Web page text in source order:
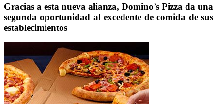
Gracias a esta nueva alianza, Domino’s Pizza da una
segunda oportunidad al excedente de comida de sus
establecimientos